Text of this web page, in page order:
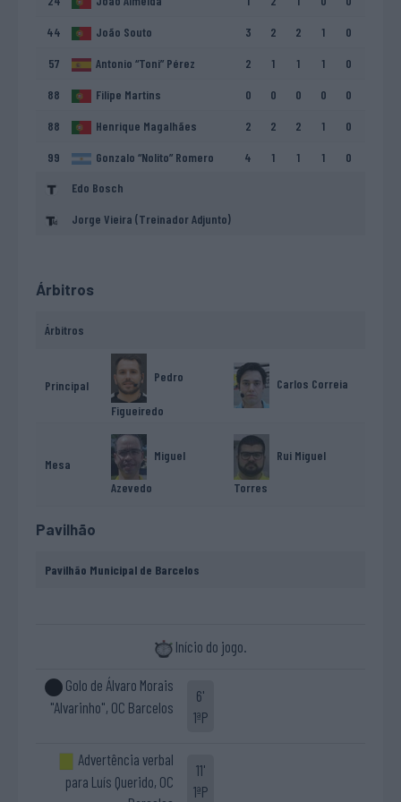
44 João Souto 3 2 2 1 0
57 Antonio “Toni” Pérez 2 1 1 1 0
88 Filipe Martins 0 0 0 0 0
88 Henrique Magalhães 2 2 2 1 0
99 Gonzalo “Nolito” Romero 4 1 1 1
0
Edo Bosch
Jorge Vieira (Treinador Adjunto)
Árbitros
Árbitros
Principal
Pedro
Figueiredo
Carlos Correia
Mesa
Miguel
Azevedo
Rui Miguel
Torres
Pavilhão
Pavilhão Municipal de Barcelos
Início do jogo.
Golo de Álvaro Morais
"Alvarinho", OC Barcelos
6'
1ªP
Advertência verbal
para Luís Querido, OC
11'
1ªP